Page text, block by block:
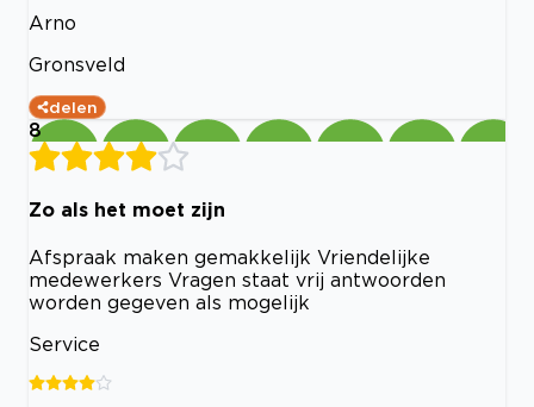
Arno
Gronsveld
delen
8
Zo als het moet zijn
Afspraak maken gemakkelijk Vriendelijke
medewerkers Vragen staat vrij antwoorden
worden gegeven als mogelijk
Service